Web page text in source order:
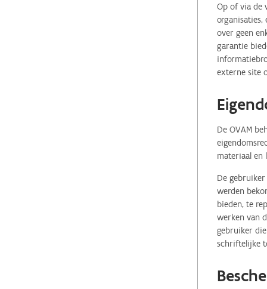
Op of via de
organisaties,
over geen
garantie
externe site
De OVAM
materiaal en
De
werden
bieden, te
werken van
gebruiker
schriftelijke